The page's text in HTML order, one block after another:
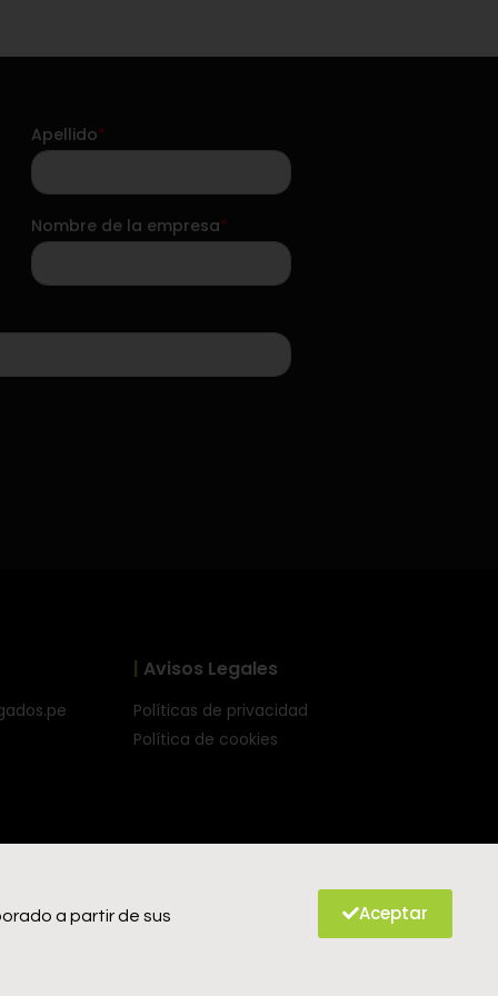
| Avisos Legales
Políticas de privacidad
Política de cookies
¿Necesitas una asesoría?
a partir de sus
Aceptar